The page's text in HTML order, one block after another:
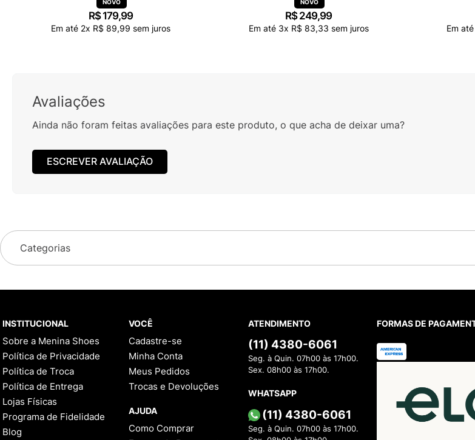
R$179,99
Em até 2x R$ 89,99 sem juros
R$249,99
Em até 3x R$ 83,33 sem juros Em até
Avaliações
Ainda não foram feitas avaliações para este produto, o que acha de deixar uma?
ESCREVER AVALIAÇÃO
Categorias
INSTITUCIONAL
Sobre a Menina Shoes
Política de Privacidade
Política de Troca
Política de Entrega
Lojas Físicas
Programa de Fidelidade
Blog
VOCÊ
Cadastre-se
Minha Conta
Meus Pedidos
Trocas e Devoluções
AJUDA
Como Comprar
ATENDIMENTO
(11) 4380-6061
Seg. à Quin. 07h00 às 17h00.
Sex. 08h00 às 17h00.
WHATSAPP
(11) 4380-6061
Seg. à Quin. 07h00 às 17h00.
FORMAS DE